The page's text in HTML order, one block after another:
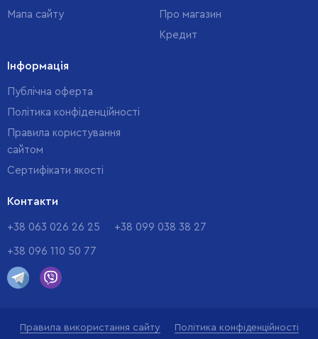
Мапа сайту
Про магазин
Кредит
Інформація
Публічна оферта
Політика конфіденційності
Правила користування
сайтом
Cертифікати якості
Контакти
+38 063 026 26 25 +38 099 038 38 27
+38 096 110 50 77
Правила використання сайту Політика конфіденційності